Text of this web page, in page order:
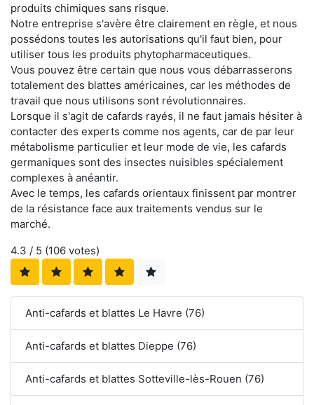
produits chimiques sans risque.
Notre entreprise s'avère être clairement en règle, et nous
possédons toutes les autorisations qu'il faut bien, pour
utiliser tous les produits phytopharmaceutiques.
Vous pouvez être certain que nous vous débarrasserons
totalement des blattes américaines, car les méthodes de
travail que nous utilisons sont révolutionnaires.
Lorsque il s'agit de cafards rayés, il ne faut jamais hésiter à
contacter des experts comme nos agents, car de par leur
métabolisme particulier et leur mode de vie, les cafards
germaniques sont des insectes nuisibles spécialement
complexes à anéantir.
Avec le temps, les cafards orientaux finissent par montrer
de la résistance face aux traitements vendus sur le
marché.
4.3 / 5 (106 votes)
Anti-cafards et blattes Le Havre (76)
Anti-cafards et blattes Dieppe (76)
Anti-cafards et blattes Sotteville-lès-Rouen (76)